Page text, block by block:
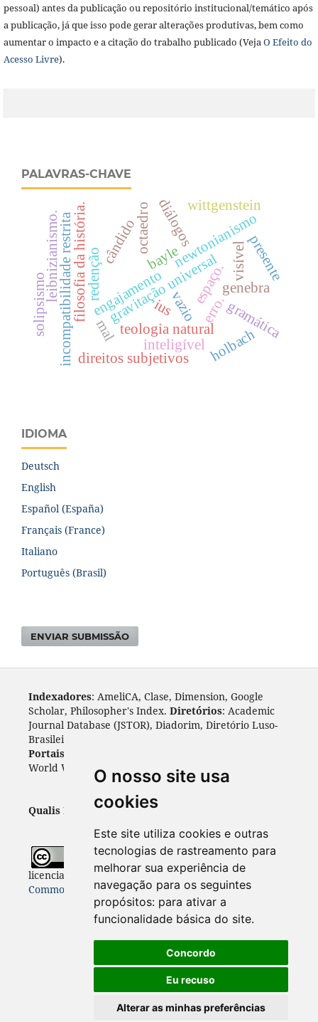
O nosso site usa
cookies
Este site utiliza cookies e outras
tecnologias de rastreamento para
melhorar sua experiência de
navegação para os seguintes
propósitos: para ativar a
funcionalidade básica do site.
Concordo
Eu recuso
Alterar as minhas preferências
pessoal) antes da publicação ou repositório institucional/temático após
a publicação, já que isso pode gerar alterações produtivas, bem como
aumentar o impacto e a citação do trabalho publicado (VejaO Efeito do
Acesso Livre).
PALAVRAS-CHAVE
malteologia natural
gravitação universal
espaço.
vazio
newtonianismo
filosofia da história. cândido
engajamento erro.
redenção bayle
genebra
diálogos
gramática
incompatibilidade restrita octaedro wittgenstein
inteligível
visível
leibnizianismo. presente
holbach
direitos subjetivos
ius
solipsismo
IDIOMA
Deutsch
English
Español (España)
Français (France)
Italiano
Português (Brasil)
ENVIAR SUBMISSÃO
Indexadores: AmeliCA, Clase, Dimension, Google
Scholar, Philosopher's Index. Diretórios: Academic
Journal Database (JSTOR), Diadorim, Diretório Luso-
Brasileiro, DOAJ, Journal 4 free, ROAD, Socol@ar.
Portais
World Wide Science.
: Cite Factor, OAJI.
Qualis Periódicos - Capes: A1
Todo o conteúdo desta revista está
licenciado sob aLicençaInternacional Creative
Commons 4.0 (CC BY 4.0)